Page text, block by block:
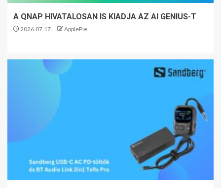
A QNAP HIVATALOSAN IS KIADJA AZ AI GENIUS-T
2026.07.17. ApplePie